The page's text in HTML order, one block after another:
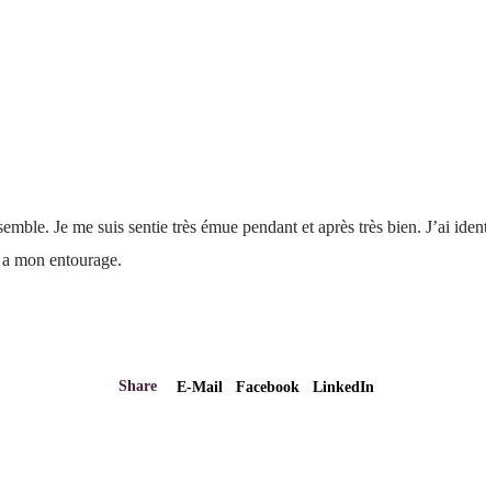
Je me suis sentie très émue pendant et après très bien. J’ai
mon entourage.
Share E-Mail Facebook LinkedIn